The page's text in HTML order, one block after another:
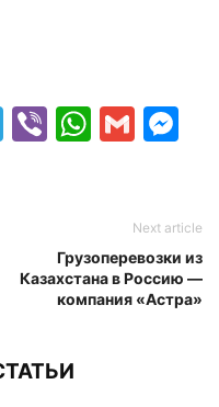
Telegram
Viber
Next article
Грузоперевозки из
Казахстана в Россию —
компания «Астра»